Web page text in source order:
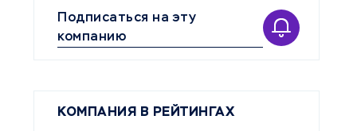
Подписаться на эту
компанию
КОМПАНИЯ В РЕЙТИНГАХ